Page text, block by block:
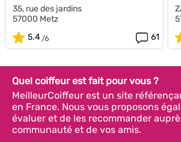
35, rue des jardins
57000 Metz
5.4
61
Quel coiffeur est fait pour vous ?
MeilleurCoiffeur est un site
en France. Nous vous proposons
évaluer et de les recommander
communauté et de vos amis.